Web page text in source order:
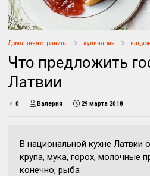
Домашняя страница кулинария
Что предложить
Латвии
0 Валерия 29 марта 2018
В национальной кухне Латвии
крупа, мука, горох, молочные
конечно, рыба